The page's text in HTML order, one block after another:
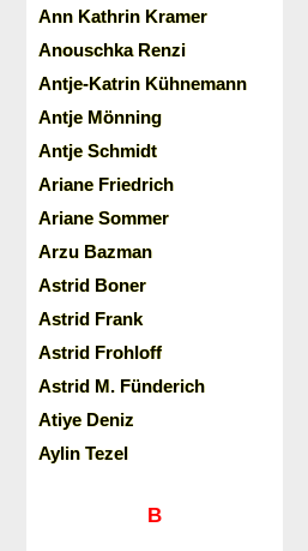
Ann Kathrin Kramer
Anouschka Renzi
Antje-Katrin Kühnemann
Antje Mönning
Antje Schmidt
Ariane Friedrich
Ariane Sommer
Arzu Bazman
Astrid Boner
Astrid Frank
Astrid Frohloff
Astrid M. Fünderich
Atiye Deniz
Aylin Tezel
B